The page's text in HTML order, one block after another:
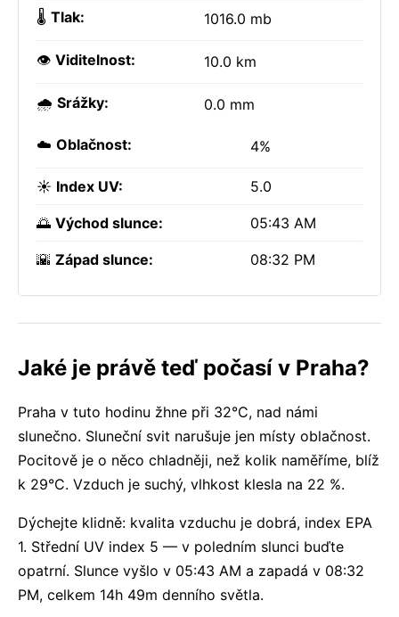
🌡️ Tlak: 1016.0 mb
👁️ Viditelnost: 10.0 km
🌧️ Srážky: 0.0 mm
☁️ Oblačnost: 4%
☀️ Index UV: 5.0
🌅 Východ slunce: 05:43 AM
🌇 Západ slunce: 08:32 PM
Jaké je právě teď počasí v Praha?
Praha v tuto hodinu žhne při 32°C, nad námi
slunečno. Sluneční svit narušuje jen místy oblačnost.
Pocitově je o něco chladněji, než kolik naměříme, blíž
k 29°C. Vzduch je suchý, vlhkost klesla na 22 %.
Dýchejte klidně: kvalita vzduchu je dobrá, index EPA
1. Střední UV index 5 — v poledním slunci buďte
opatrní. Slunce vyšlo v 05:43 AM a zapadá v 08:32
PM, celkem 14h 49m denního světla.